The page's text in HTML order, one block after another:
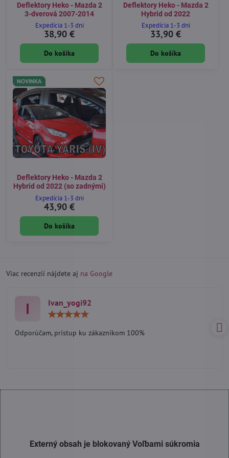
Deflektory Heko - Mazda 2
3-dverová 2007-2014
Expedícia 1-3 dni
38,90 €
Do košíka
Deflektory Heko - Mazda 2
Hybrid od 2022
Expedícia 1-3 dni
33,90 €
Do košíka
NOVINKA
Deflektory Heko - Mazda 2
Hybrid od 2022 (so zadnými)
Expedícia 1-3 dni
43,90 €
Do košíka
Viac recenzií nájdete aj na Google
I Ivan_yogi92
5
Odporúčam, prístup ku zákazníkom 100%
Externý obsah je blokovaný Voľbami súkromia